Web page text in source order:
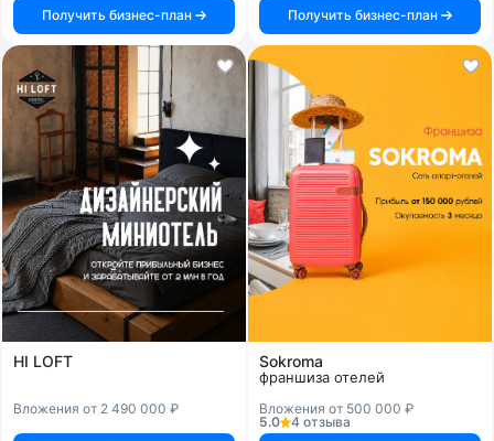
Получить бизнес-план
Получить бизнес-план
HI LOFT
Вложения от 2 490 000 ₽
Sokroma
франшиза отелей
Вложения от 500 000 ₽
5.0
4 отзыва